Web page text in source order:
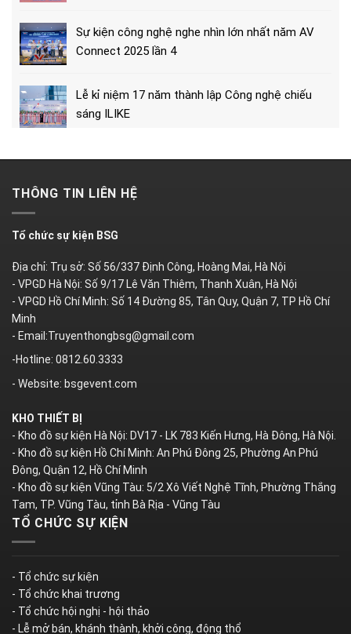
Sự kiện công nghệ nghe nhìn lớn nhất năm AV
Connect 2025 lần 4
Lễ kỉ niệm 17 năm thành lập Công nghệ chiếu
sáng ILIKE
THÔNG TIN LIÊN HỆ
Tổ chức sự kiện BSG
Địa chỉ: Trụ sở: Số 56/337 Định Công, Hoàng Mai, Hà Nội
- VPGD Hà Nội: Số 9/17 Lê Văn Thiêm, Thanh Xuân, Hà Nội
- VPGD Hồ Chí Minh: Số 14 Đường 85, Tân Quy, Quận 7, TP Hồ Chí
Minh
- Email:Truyenthongbsg@gmail.com
-Hotline: 0812.60.3333
- Website: bsgevent.com
KHO THIẾT BỊ
- Kho đồ sự kiện Hà Nội: DV17 - LK 783 Kiến Hưng, Hà Đông, Hà Nội.
- Kho đồ sự kiện Hồ Chí Minh: An Phú Đông 25, Phường An Phú
Đông, Quận 12, Hồ Chí Minh
- Kho đồ sự kiện Vũng Tàu: 5/2 Xô Viết Nghệ Tĩnh, Phường Thắng
Tam, TP. Vũng Tàu, tỉnh Bà Rịa - Vũng Tàu
TỔ CHỨC SỰ KIỆN
- Tổ chức sự kiện
- Tổ chức khai trương
- Tổ chức hội nghị - hội thảo
- Lễ mở bán, khánh thành, khởi công, động thổ